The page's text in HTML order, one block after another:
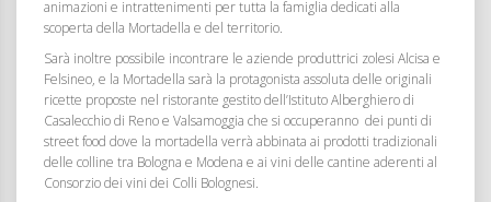
animazioni e intrattenimenti per tutta la famiglia dedicati alla
scoperta della Mortadella e del territorio.
Sarà inoltre possibile incontrare le aziende produttrici zolesi Alcisa e
Felsineo, e la Mortadella sarà la protagonista assoluta delle originali
ricette proposte nel ristorante gestito dell’Istituto Alberghiero di
Casalecchio di Reno e Valsamoggia che si occuperanno dei punti di
street food dove la mortadella verrà abbinata ai prodotti tradizionali
delle colline tra Bologna e Modena e ai vini delle cantine aderenti al
Consorzio dei vini dei Colli Bolognesi.